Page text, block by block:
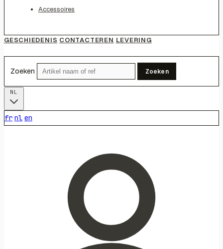
Accessoires
GESCHIEDENIS CONTACTEREN LEVERING
Zoeken Zoeken
fr nl en